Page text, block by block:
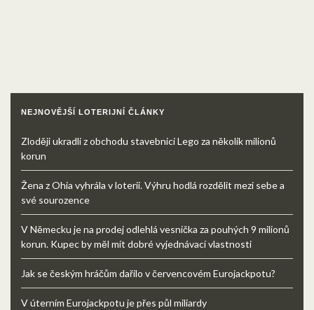
NEJNOVĚJŠÍ LOTERIJNÍ ČLÁNKY
Zloději ukradli z obchodu stavebnici Lego za několik milionů
korun
Žena z Ohia vyhrála v loterii. Výhru hodlá rozdělit mezi sebe a
své sourozence
V Německu je na prodej odlehlá vesnička za pouhých 9 milionů
korun. Kupec by měl mít dobré vyjednávací vlastnosti
Jak se českým hráčům dařilo v červencovém Eurojackpotu?
V úterním Eurojackpotu je přes půl miliardy